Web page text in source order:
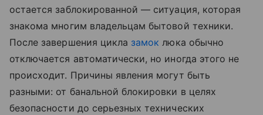
остается заблокированной — ситуация, которая
знакома многим владельцам бытовой техники.
После завершения цикла замок люка обычно
отключается автоматически, но иногда этого не
происходит. Причины явления могут быть
разными: от банальной блокировки в целях
безопасности до серьезных технических